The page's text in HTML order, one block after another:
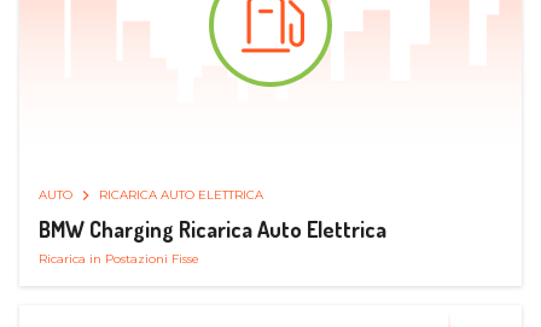
AUTO RICARICA AUTO ELETTRICA
BMW Charging Ricarica Auto Elettrica
Ricarica in Postazioni Fisse